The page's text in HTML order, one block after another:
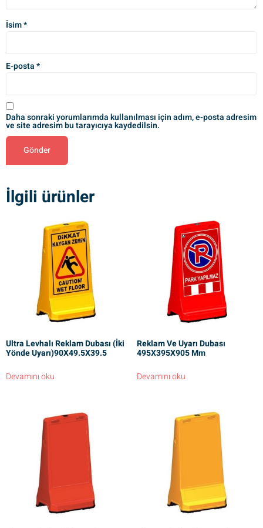
İsim*
E-posta*
Daha sonraki yorumlarımda kullanılması için adım, e-posta adresim
ve site adresim bu tarayıcıya kaydedilsin.
İlgili ürünler
Ultra Levhalı Reklam Dubası (İki
Yönde Uyarı)90X49.5X39.5
Devamını oku
Reklam Ve Uyarı Dubası
495X395X905 Mm
Devamını oku